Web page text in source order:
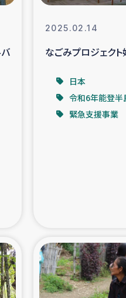
くり
住民への緊急支援
善による栄養改善事業
産者支援
爆発被災者支援
2025.02.14
なごみプロジェクト
日本
令和6年能登半
緊急支援事業